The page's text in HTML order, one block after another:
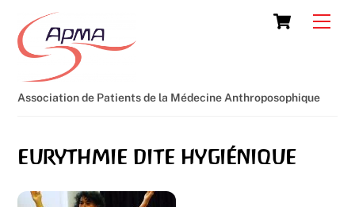
content
Cart
Association de Patients de la Médecine Anthroposophique
eurythmie dite hygiénique